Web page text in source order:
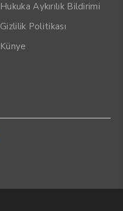
Hukuka Aykırılık Bildirimi
Gizlilik Politikası
Künye